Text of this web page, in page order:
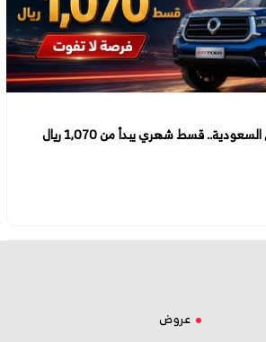
قسط شهري يبدأ من 1,070 ريال
عروض